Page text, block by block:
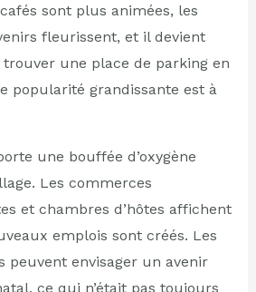
sont plus animées, les
fleurissent, et il devient
une place de parking en
popularité grandissante est à
une bouffée d’oxygène
Les commerces
et chambres d’hôtes affichent
emplois sont créés. Les
peuvent envisager un avenir
ce qui n’était pas toujours